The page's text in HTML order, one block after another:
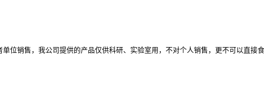
位销售，我公司提供的产品仅供科研、实验室用，不对个人销售，更不可以直接